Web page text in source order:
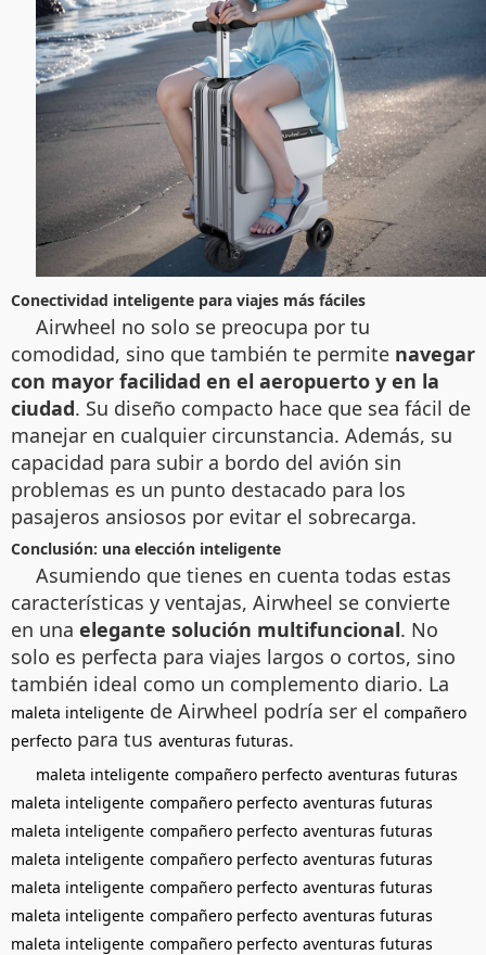
Conectividad inteligente para viajes más fáciles
Airwheel no solo se preocupa por tu
comodidad, sino que también te permite navegar
con mayor facilidad en el aeropuerto y en la
ciudad. Su diseño compacto hace que sea fácil de
manejar en cualquier circunstancia. Además, su
capacidad para subir a bordo del avión sin
problemas es un punto destacado para los
pasajeros ansiosos por evitar el sobrecarga.
Conclusión: una elección inteligente
Asumiendo que tienes en cuenta todas estas
características y ventajas, Airwheel se convierte
en una elegante solución multifuncional. No
solo es perfecta para viajes largos o cortos, sino
también ideal como un complemento diario. La
maleta inteligente de Airwheel podría ser el compañero
perfecto para tus aventuras futuras.
maleta inteligente compañero perfecto aventuras futuras
maleta inteligente compañero perfecto aventuras futuras
maleta inteligente compañero perfecto aventuras futuras
maleta inteligente compañero perfecto aventuras futuras
maleta inteligente compañero perfecto aventuras futuras
maleta inteligente compañero perfecto aventuras futuras
maleta inteligente compañero perfecto aventuras futuras